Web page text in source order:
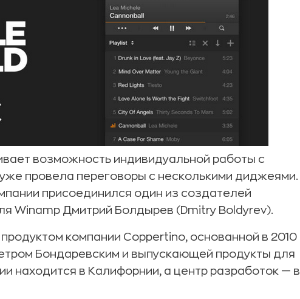
возможность индивидуальной работы с
провела переговоры с несколькими диджеями.
присоединился один из создателей
Winamp Дмитрий Болдырев (Dmitry Boldyrev).
компании Coppertino, основанной в 2010
Бондаревским и выпускающей продукты для
находится в Калифорнии, а центр разработок — в